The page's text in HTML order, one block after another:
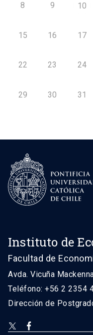
8 9 10
15 16 17
22 23 24
29 30 31
Instituto de
Facultad de
Avda. Vicuña
Teléfono: +56 2 2354
Dirección de